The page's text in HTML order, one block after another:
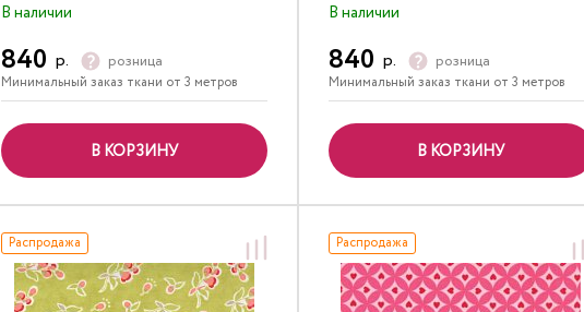
В наличии
840 р. розница
Минимальный заказ ткани от 3 метров
В КОРЗИНУ
В наличии
840 р. розница
Минимальный заказ ткани от 3 метров
В КОРЗИНУ
Распродажа Распродажа